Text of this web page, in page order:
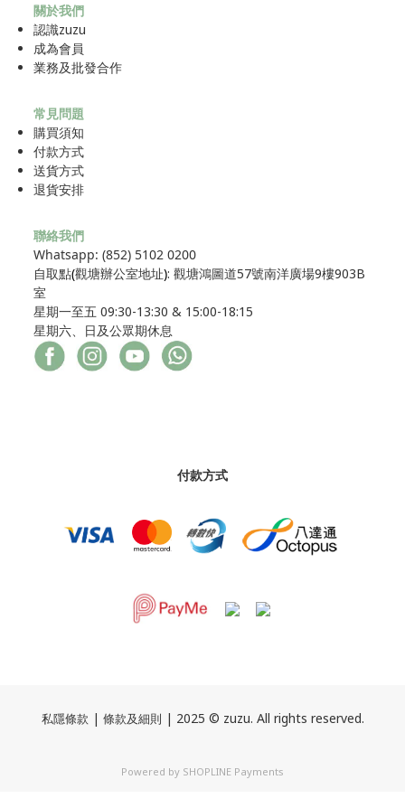
關於我們
認識zuzu
成為會員
業務及批發合作
常見問題
購買須知
付款方式
送貨方式
退貨安排
聯絡我們
Whatsapp: (852) 5102 0200
自取點(觀塘辦公室地址): 觀塘鴻圖道57號南洋廣場9樓903B
室
星期一至五 09:30-13:30 & 15:00-18:15
星期六、日及公眾期休息
付款方式
私隱條款 | 條款及細則 | 2025 © zuzu. All rights reserved.
Powered by SHOPLINE Payments